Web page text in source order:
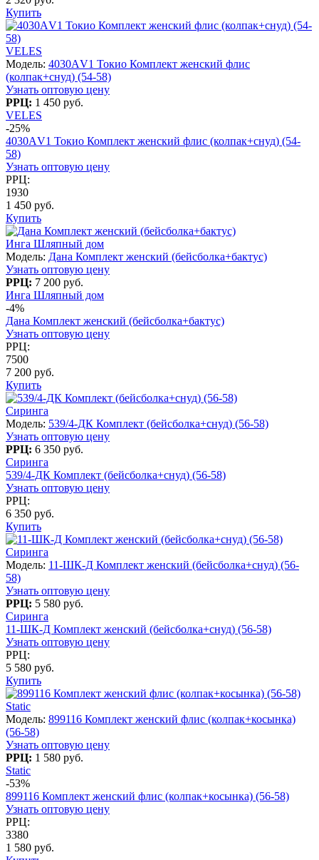
Купить
VELES
Модель: 4030АV1 Токио Комплект женский флис
(колпак+снуд) (54-58)
Узнать оптовую цену
РРЦ: 1 450 руб.
VELES
-25%
4030АV1 Токио Комплект женский флис (колпак+снуд) (54-
58)
Узнать оптовую цену
РРЦ:
1930
1 450 руб.
Купить
Инга Шляпный дом
Модель: Дана Комплект женский (бейсболка+бактус)
Узнать оптовую цену
РРЦ: 7 200 руб.
Инга Шляпный дом
-4%
Дана Комплект женский (бейсболка+бактус)
Узнать оптовую цену
РРЦ:
7500
7 200 руб.
Купить
Сиринга
Модель: 539/4-ДК Комплект (бейсболка+снуд) (56-58)
Узнать оптовую цену
РРЦ: 6 350 руб.
Сиринга
539/4-ДК Комплект (бейсболка+снуд) (56-58)
Узнать оптовую цену
РРЦ:
6 350 руб.
Купить
Сиринга
Модель: 11-ШК-Д Комплект женский (бейсболка+снуд) (56-
58)
Узнать оптовую цену
РРЦ: 5 580 руб.
Сиринга
11-ШК-Д Комплект женский (бейсболка+снуд) (56-58)
Узнать оптовую цену
РРЦ:
5 580 руб.
Купить
Static
Модель: 899116 Комплект женский флис (колпак+косынка)
(56-58)
Узнать оптовую цену
РРЦ: 1 580 руб.
Static
-53%
899116 Комплект женский флис (колпак+косынка) (56-58)
Узнать оптовую цену
РРЦ:
3380
1 580 руб.